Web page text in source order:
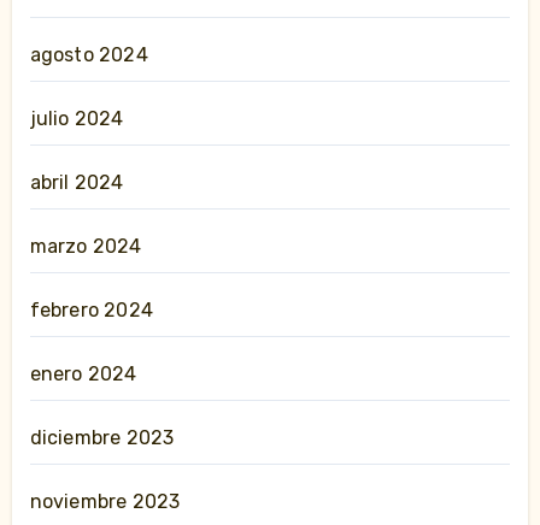
agosto 2024
julio 2024
abril 2024
marzo 2024
febrero 2024
enero 2024
diciembre 2023
noviembre 2023